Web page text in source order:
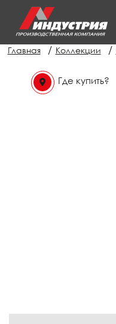
Главная / Коллекции /
Где купить?